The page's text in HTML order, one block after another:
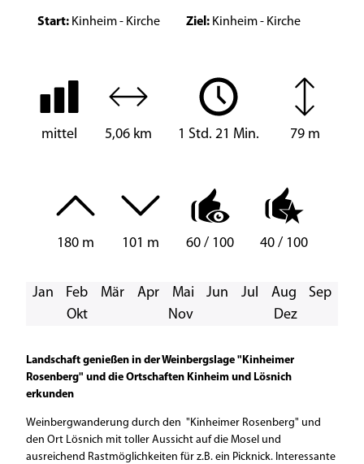
Start: Kinheim - Kirche Ziel: Kinheim - Kirche
mittel 5,06 km 1 Std. 21 Min. 79 m
180 m 101 m 60 / 100 40 / 100
Jan Feb Mär Apr Mai Jun Jul Aug
Sep
Okt
Nov Dez
Landschaft genießen in der Weinbergslage "Kinheimer
Rosenberg" und die Ortschaften Kinheim und Lösnich
erkunden
Weinbergwanderung durch den "Kinheimer Rosenberg" und
den Ort Lösnich mit toller Aussicht auf die Mosel und
ausreichend Rastmöglichkeiten für z.B. ein Picknick. Interessante